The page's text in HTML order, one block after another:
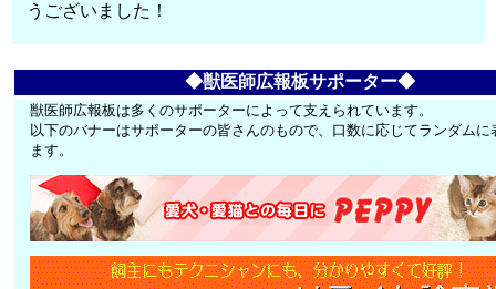
うございました！
◆獣医師広報板サポーター◆
獣医師広報板は多くのサポーターによって支えられています。
以下のバナーはサポーターの皆さんのもので、口数に応じてランダムに
ます。